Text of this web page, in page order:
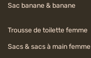
Sac banane & banane
Trousse de toilette femme
Sacs & sacs à main femme